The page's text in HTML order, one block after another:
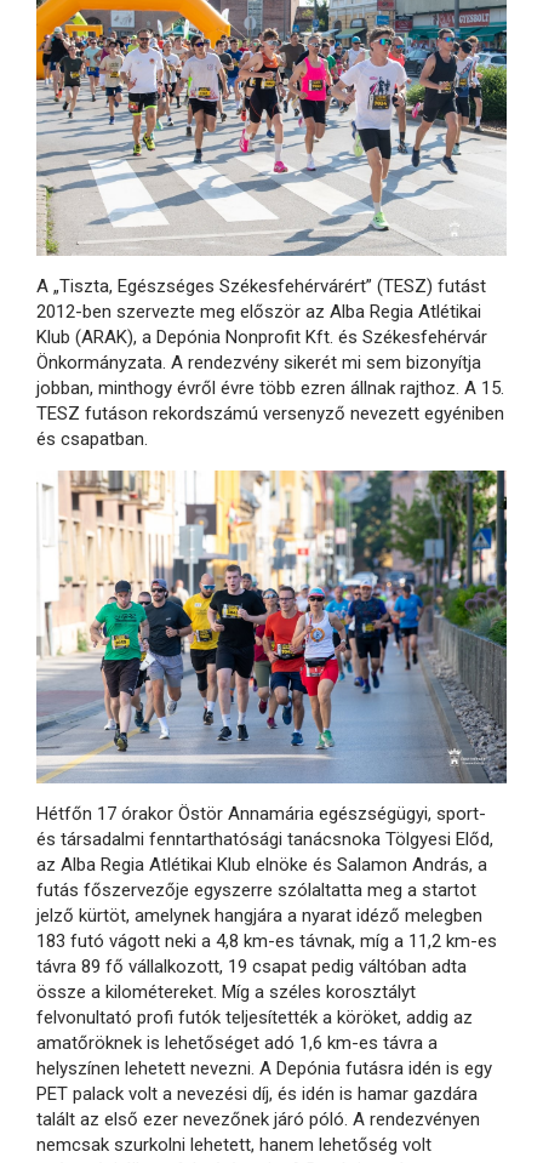
A „Tiszta, Egészséges Székesfehérvárért” (TESZ) futást
2012-ben szervezte meg először az Alba Regia Atlétikai
Klub (ARAK), a Depónia Nonprofit Kft. és Székesfehérvár
Önkormányzata. A rendezvény sikerét mi sem bizonyítja
jobban, minthogy évről évre több ezren állnak rajthoz. A 15.
TESZ futáson rekordszámú versenyző nevezett egyéniben
és csapatban.
Hétfőn 17 órakor Östör Annamária egészségügyi, sport-
és társadalmi fenntarthatósági tanácsnoka Tölgyesi Előd,
az Alba Regia Atlétikai Klub elnöke és Salamon András, a
futás főszervezője egyszerre szólaltatta meg a startot
jelző kürtöt, amelynek hangjára a nyarat idéző melegben
183 futó vágott neki a 4,8 km-es távnak, míg a 11,2 km-es
távra 89 fő vállalkozott, 19 csapat pedig váltóban adta
össze a kilométereket. Míg a széles korosztályt
felvonultató profi futók teljesítették a köröket, addig az
amatőröknek is lehetőséget adó 1,6 km-es távra a
helyszínen lehetett nevezni. A Depónia futásra idén is egy
PET palack volt a nevezési díj, és idén is hamar gazdára
talált az első ezer nevezőnek járó póló. A rendezvényen
nemcsak szurkolni lehetett, hanem lehetőség volt